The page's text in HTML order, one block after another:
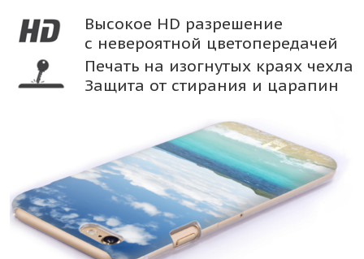
Высокое HD разрешение
с невероятной цветопередачей
Печать на изогнутых краях чехла
Защита от стирания и царапин